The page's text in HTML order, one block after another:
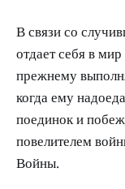
В связи со
отдает себя в
прежнему
когда ему
поединок и
повелителем
Войны.